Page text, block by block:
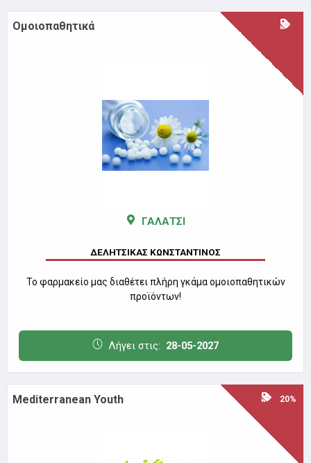
Ομοιοπαθητικά
ΓΑΛΑΤΣΙ
ΔΕΛΗΤΣΙΚΑΣ ΚΩΝΣΤΑΝΤΙΝΟΣ
Το φαρμακείο μας διαθέτει πλήρη γκάμα ομοιοπαθητικών
προϊόντων!
Λήγει στις: 28-05-2027
Mediterranean Youth 20%